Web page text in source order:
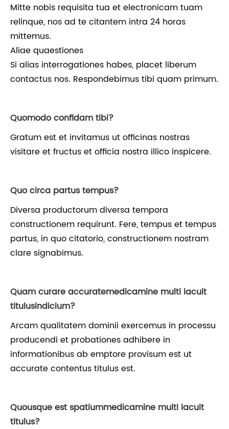
Mitte nobis requisita tua et electronicam tuam
relinque, nos ad te citantem intra 24 horas
mittemus.
Aliae quaestiones
Si alias interrogationes habes, placet liberum
contactus nos. Respondebimus tibi quam primum.
Quomodo confidam tibi?
Gratum est et invitamus ut officinas nostras
visitare et fructus et officia nostra illico inspicere.
Quo circa partus tempus?
Diversa productorum diversa tempora
constructionem requirunt. Fere, tempus et tempus
partus, in quo citatorio, constructionem nostram
clare signabimus.
Quam curare accuratemedicamine multi iacuit
titulusindicium?
Arcam qualitatem dominii exercemus in processu
producendi et probationes adhibere in
informationibus ab emptore provisum est ut
accurate contentus titulus est.
Quousque est spatiummedicamine multi iacuit
titulus?